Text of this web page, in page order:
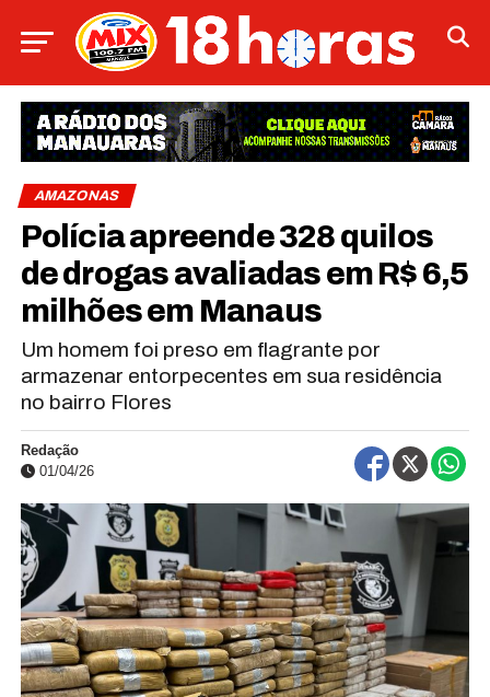
AMAZONAS
Polícia apreende 328 quilos
de drogas avaliadas em R$ 6,5
milhões em Manaus
Um homem foi preso em flagrante por
armazenar entorpecentes em sua residência
no bairro Flores
Redação
01/04/26